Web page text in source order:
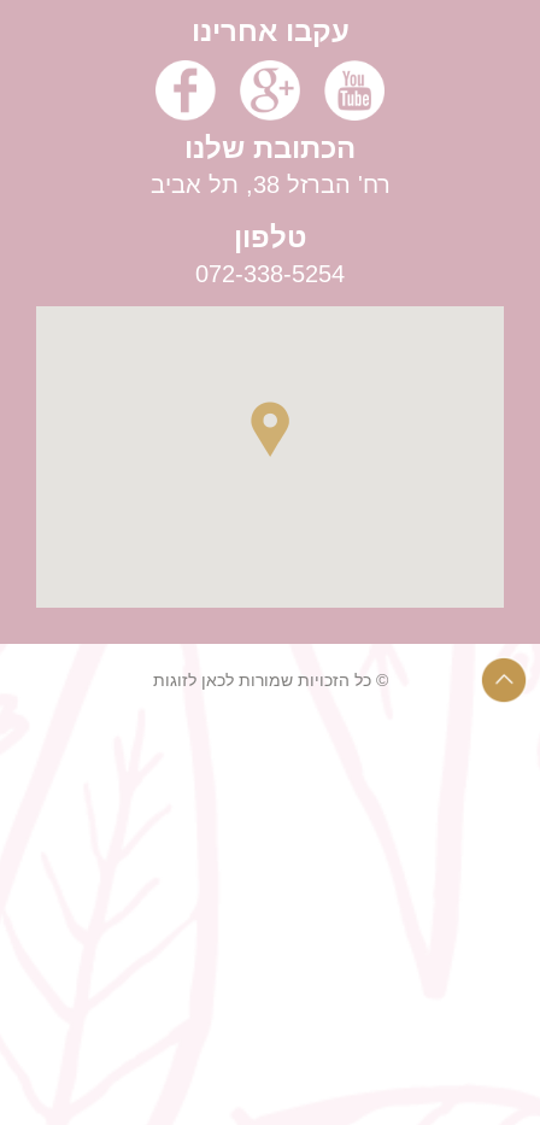
בר לאירועים
עקבו אחרינו
הכתובת שלנו
רח' הברזל 38, תל אביב
טלפון
072-338-5254
© כל הזכויות שמורות לכאן לזוגות